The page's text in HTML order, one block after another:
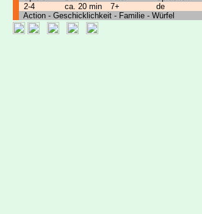
2-4
ca. 20 min 7+ de
Action - Geschicklichkeit - Familie - Würfel